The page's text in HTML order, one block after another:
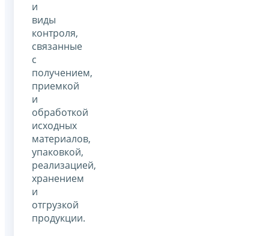
и
виды
контроля,
связанные
с
получением,
приемкой
и
обработкой
исходных
материалов,
упаковкой,
реализацией,
хранением
и
отгрузкой
продукции.